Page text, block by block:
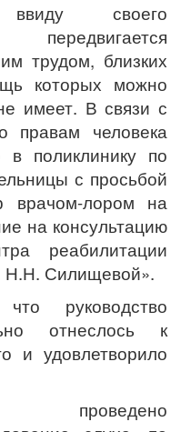
ввиду своего
передвигается
трудом, близких
которых можно
имеет. В связи с
правам человека
в поликлинику по
с просьбой
врачом-лором на
на консультацию
реабилитации
Силищевой».
руководство
отнеслось к
и удовлетворило